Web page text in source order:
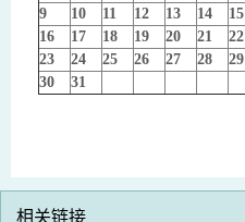
9
10 11 12 13 14
15
16
17 18 19 20 21
22
23
24 25 26 27 28
29
30
31
相关链接